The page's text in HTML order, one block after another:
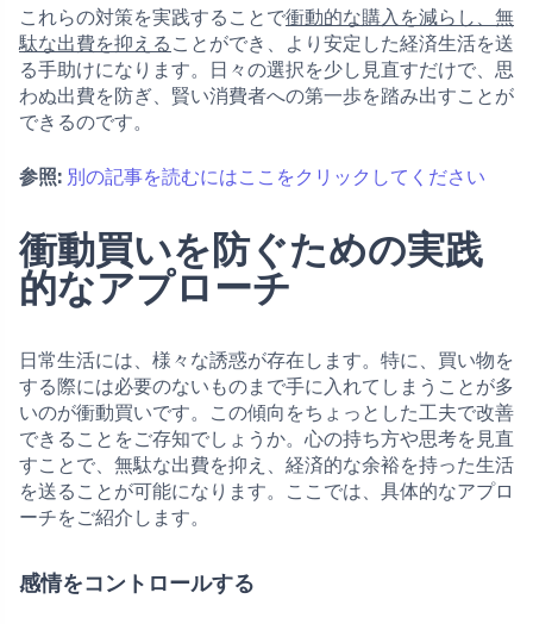
これらの対策を実践することで衝動的な購入を減らし、無
駄な出費を抑える ことができ、より安定した経済生活を送
る手助けになります。日々の選択を少し見直すだけで、思
わぬ出費を防ぎ、賢い消費者への第一歩を踏み出すことが
できるのです。
参照: 別の記事を読むにはここをクリックしてください
衝動買いを防ぐための実践
的なアプローチ
日常生活には、様々な誘惑が存在します。特に、買い物を
する際には必要のないものまで手に入れてしまうことが多
いのが衝動買いです。この傾向をちょっとした工夫で改善
できることをご存知でしょうか。心の持ち方や思考を見直
すことで、無駄な出費を抑え、経済的な余裕を持った生活
を送ることが可能になります。ここでは、具体的なアプロ
ーチをご紹介します。
感情をコントロールする